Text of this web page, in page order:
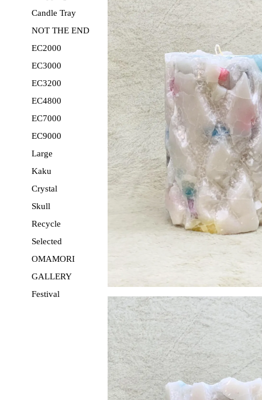
Candle Tray
NOT THE END
EC2000
EC3000
EC3200
EC4800
EC7000
EC9000
Large
Kaku
Crystal
Skull
Recycle
Selected
OMAMORI
GALLERY
Festival